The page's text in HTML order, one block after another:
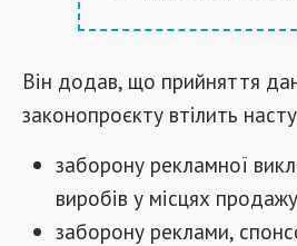
Він додав, що прийняття
законопроєкту втілить
заборону рекламної
виробів у місцях
заборону реклами,